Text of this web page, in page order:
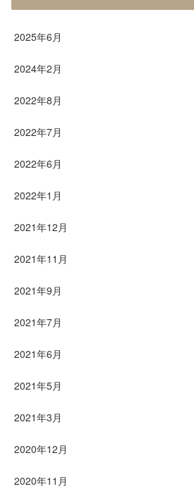
2025年6月
2024年2月
2022年8月
2022年7月
2022年6月
2022年1月
2021年12月
2021年11月
2021年9月
2021年7月
2021年6月
2021年5月
2021年3月
2020年12月
2020年11月